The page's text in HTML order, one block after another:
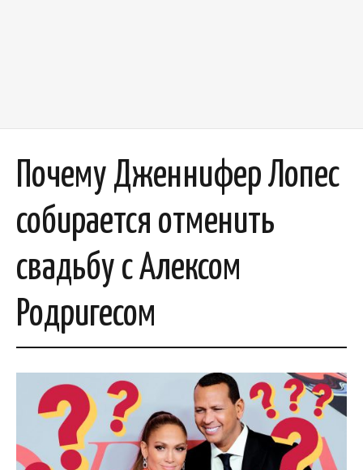
Почему Дженнифер Лопес
собирается отменить
свадьбу с Алексом
Родригесом